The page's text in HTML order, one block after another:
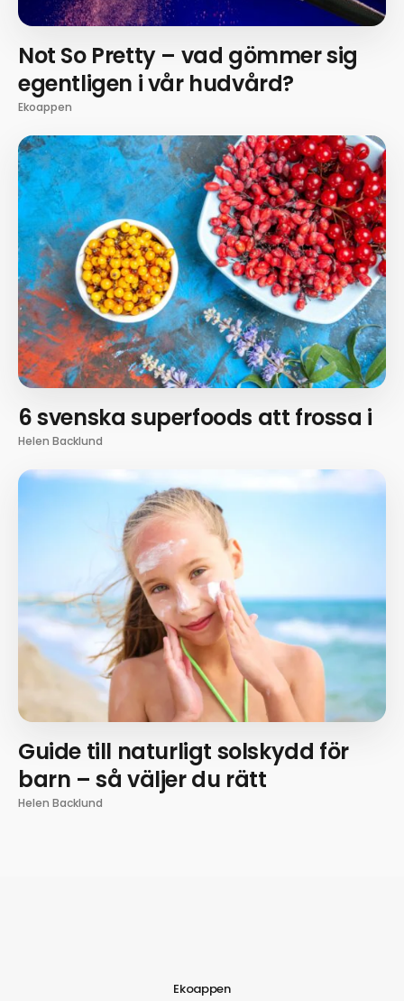
Not So Pretty – vad gömmer sig
egentligen i vår hudvård?
Ekoappen
6 svenska superfoods att frossa i
Helen Backlund
Guide till naturligt solskydd för
barn – så väljer du rätt
Helen Backlund
Ekoappen